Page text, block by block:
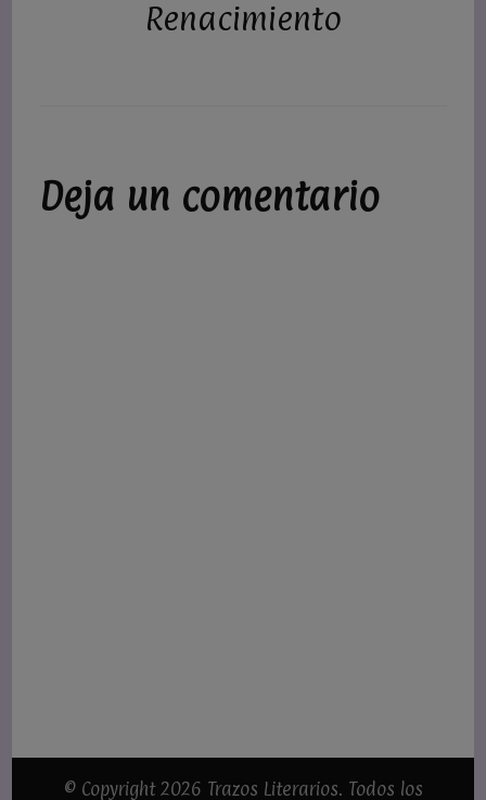
Renacimiento
Deja un comentario
© Copyright 2026 Trazos Literarios. Todos los